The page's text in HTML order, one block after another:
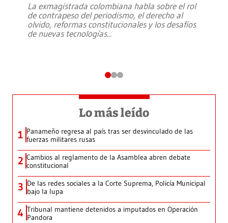
La exmagistrada colombiana habla sobre el rol
de contrapeso del periodismo, el derecho al
olvido, reformas constitucionales y los desafíos
de nuevas tecnologías...
Lo más leído
1 Panameño regresa al país tras ser desvinculado de las
fuerzas militares rusas
2 Cambios al reglamento de la Asamblea abren debate
constitucional
3 De las redes sociales a la Corte Suprema, Policía Municipal
bajo la lupa
4 Tribunal mantiene detenidos a imputados en Operación
Pandora